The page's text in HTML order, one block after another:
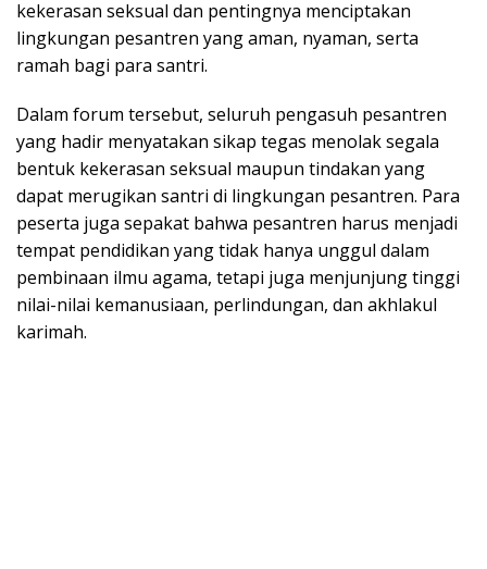
kekerasan seksual dan pentingnya menciptakan
lingkungan pesantren yang aman, nyaman, serta
ramah bagi para santri.
Dalam forum tersebut, seluruh pengasuh pesantren
yang hadir menyatakan sikap tegas menolak segala
bentuk kekerasan seksual maupun tindakan yang
dapat merugikan santri di lingkungan pesantren. Para
peserta juga sepakat bahwa pesantren harus menjadi
tempat pendidikan yang tidak hanya unggul dalam
pembinaan ilmu agama, tetapi juga menjunjung tinggi
nilai-nilai kemanusiaan, perlindungan, dan akhlakul
karimah.